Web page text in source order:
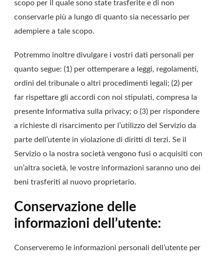
scopo per il quale sono state trasferite e di non
conservarle più a lungo di quanto sia necessario per
adempiere a tale scopo.
Potremmo inoltre divulgare i vostri dati personali per
quanto segue: (1) per ottemperare a leggi, regolamenti,
ordini del tribunale o altri procedimenti legali; (2) per
far rispettare gli accordi con noi stipulati, compresa la
presente Informativa sulla privacy; o (3) per rispondere
a richieste di risarcimento per l’utilizzo del Servizio da
parte dell’utente in violazione di diritti di terzi. Se il
Servizio o la nostra società vengono fusi o acquisiti con
un’altra società, le vostre informazioni saranno uno dei
beni trasferiti al nuovo proprietario.
Conservazione delle
informazioni dell’utente:
Conserveremo le informazioni personali dell’utente per